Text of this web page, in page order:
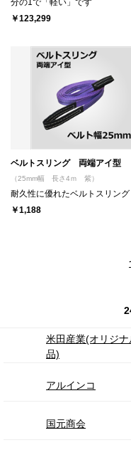
￥123,299
ベルトスリング 両端アイ型
（25mm幅 長さ4ｍ 紫）
耐久性に優れたベルトスリング
￥1,188
米田産業(オリジナ
品)
アルインコ
国元商会